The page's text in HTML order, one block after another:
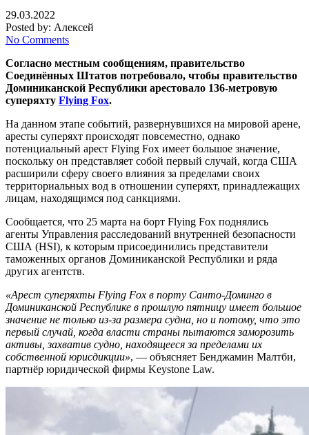
29.03.2022
Posted by: Алексей
No Comments
Согласно местным сообщениям, правительство
Соединённых Штатов потребовало, чтобы правительство
Доминиканской Республики арестовало 136-метровую
суперяхту Flying Fox.
На данном этапе событий, развернувшихся на мировой арене,
аресты суперяхт происходят повсеместно, однако
потенциальный арест Flying Fox имеет большое значение,
поскольку он представляет собой первый случай, когда США
расширили сферу своего влияния за пределами своих
территориальных вод в отношении суперяхт, принадлежащих
лицам, находящимся под санкциями.
Сообщается, что 25 марта на борт Flying Fox поднялись
агенты Управления расследований внутренней безопасности
США (HSI), к которым присоединились представители
таможенных органов Доминиканской Республики и ряда
других агентств.
«Арест суперяхты Flying Fox в порту Санто-Доминго в
Доминиканской Республике в прошлую пятницу имеет большое
значение не только из-за размера судна, но и потому, что это
первый случай, когда власти страны пытаются заморозить
активы, захватив судно, находящееся за пределами их
собственной юрисдикции», — объясняет Бенджамин Малтби,
партнёр юридической фирмы Keystone Law.